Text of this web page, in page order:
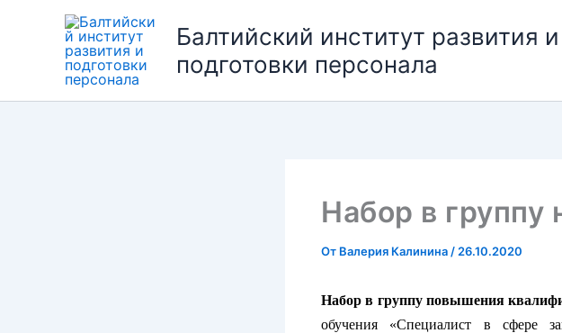
содержимому
Балтийский институт развития и
подготовки персонала
Набор в группу
От Валерия Калинина / 26.10.2020
Набор в группу повышения
обучения «Специалист в сфере